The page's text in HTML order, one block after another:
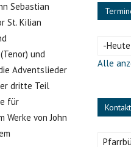
Sebastian
St. Kilian
und
Adventslieder
dritte Teil
für
Werke von John
-
Alle
Kontakt